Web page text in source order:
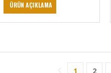
ÜRÜN AÇIKLAMA
1 2